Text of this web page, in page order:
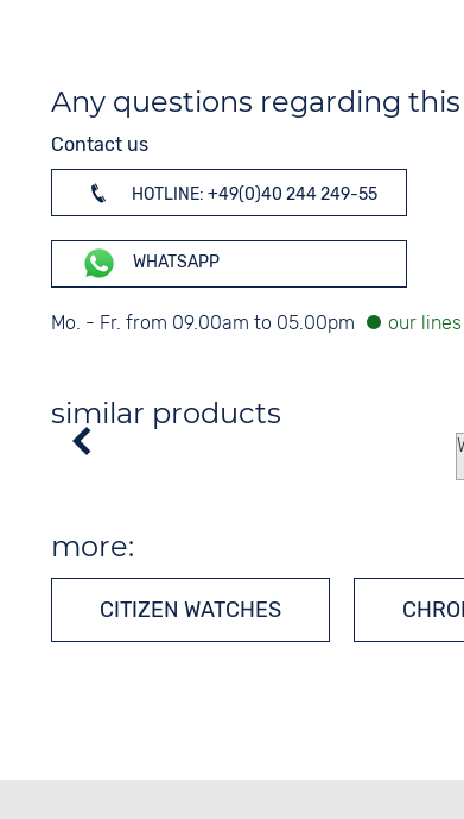
Any questions regarding
Contact us
HOTLINE: +49(0)40 244 249-55
WHATSAPP
Mo. - Fr. from 09.00am to 05.00pm
similar products
more:
CITIZEN WATCHES